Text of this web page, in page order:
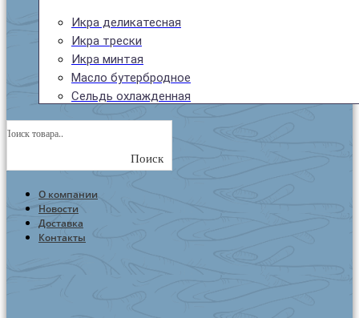
Икра деликатесная
Икра трески
Икра минтая
Масло бутербродное
Сельдь охлажденная
Поиск
О компании
Новости
Доставка
Контакты